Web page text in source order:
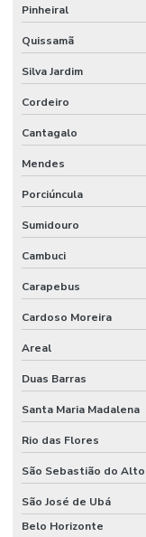
Pinheiral
Quissamã
Silva Jardim
Cordeiro
Cantagalo
Mendes
Porciúncula
Sumidouro
Cambuci
Carapebus
Cardoso Moreira
Areal
Duas Barras
Santa Maria Madalena
Rio das Flores
São Sebastião do Alto
São José de Ubá
Belo Horizonte